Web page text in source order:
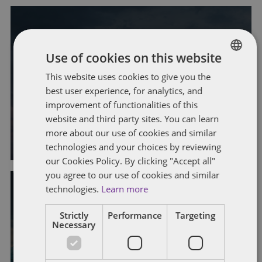
Ağır Olabilir – Rekabet Hukukunda
Disparagement Rüzgarı
Eda Akın
Amaç Bakımından İhlal Kavramı
ENGLISH
Use of cookies on this website
This website uses cookies to give you the
best user experience, for analytics, and
improvement of functionalities of this
website and third party sites. You can learn
more about our use of cookies and similar
technologies and your choices by reviewing
our Cookies Policy. By clicking "Accept all"
you agree to our use of cookies and similar
technologies. Learn more
Strictly
Necessary
Performance Targeting